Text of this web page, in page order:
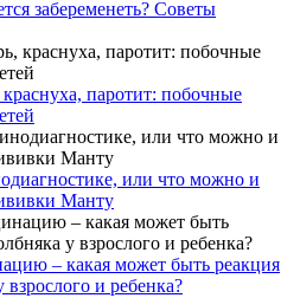
забеременеть? Советы
паротит: побочные
или что можно и
Манту
– какая может быть реакция
и ребенка?